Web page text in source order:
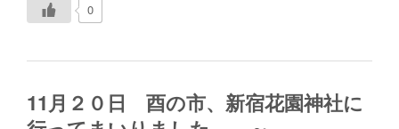
0
11月２０日 酉の市、新宿花園神社に